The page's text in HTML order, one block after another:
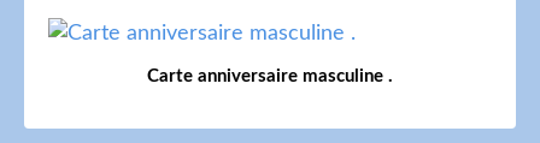
Carte anniversaire masculine .